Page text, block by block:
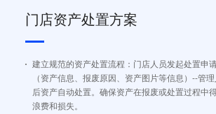
门店资产处置方案
建立规范的资产处置流程：门店人员发起处置申
（资产信息、报废原因、资产图片等信息）--管
后资产自动处置。确保资产在报废或处置过程中
浪费和损失。